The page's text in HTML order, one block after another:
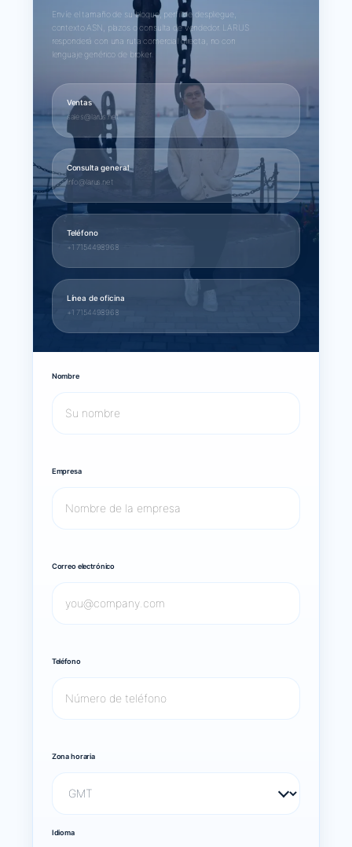
Envíe el tamaño de su bloque, perfil de despliegue,
contexto ASN, plazos o consulta de vendedor. LARUS
responderá con una ruta comercial directa, no con
lenguaje genérico de broker.
Ventas
sales@larus.net
Consulta general
info@larus.net
Teléfono
+1 7154498968
Línea de oficina
+1 7154498968
Nombre
Empresa
Correo electrónico
Teléfono
Zona horaria
Idioma